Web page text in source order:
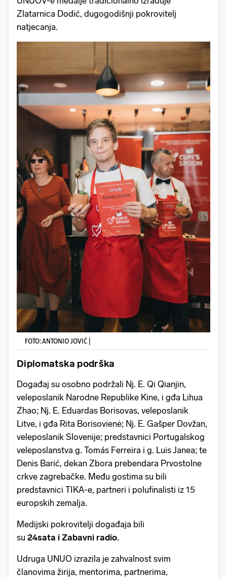
Zlatarnica Dodić, dugogodišnji pokrovitelj
natjecanja.
FOTO:ANTONIO JOVIĆ |
Diplomatska podrška
Događaj su osobno podržali Nj. E. Qi Qianjin,
veleposlanik Narodne Republike Kine, i gđa Lihua
Zhao; Nj. E. Eduardas Borisovas, veleposlanik
Litve, i gđa Rita Borisovienė; Nj. E. Gašper Dovžan,
veleposlanik Slovenije; predstavnici Portugalskog
veleposlanstva g. Tomás Ferreira i g. Luis Janea; te
Denis Barić, dekan Zbora prebendara Prvostolne
crkve zagrebačke. Među gostima su bili
predstavnici TIKA-e, partneri i polufinalisti iz 15
europskih zemalja.
Medijski pokrovitelji događaja bili
su 24sata i Zabavni radio.
Udruga UNUO izrazila je zahvalnost svim
članovima žirija, mentorima, partnerima,